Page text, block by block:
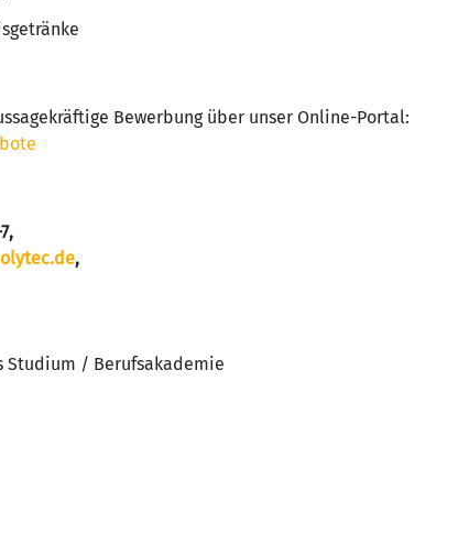
Bewerbung über unser Online-Portal:
,
Studium / Berufsakademie